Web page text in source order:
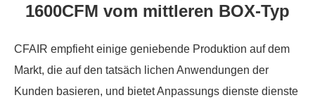
1600CFM vom mittleren BOX-Typ
CFAIR empfieht einige geniebende Produktion auf dem
Markt, die auf den tatsäch lichen Anwendungen der
Kunden basieren, und bietet Anpassungs dienste dienste